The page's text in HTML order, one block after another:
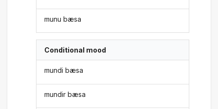
munu bæsa
Conditional mood
mundi bæsa
mundir bæsa